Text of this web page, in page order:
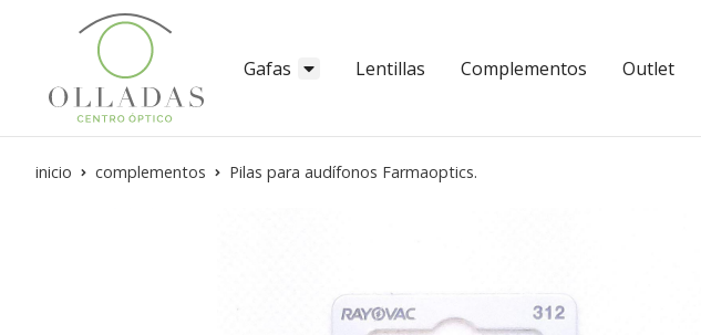
Gafas Lentillas Complementos Outlet
inicio complementos Pilas para audífonos Farmaoptics.